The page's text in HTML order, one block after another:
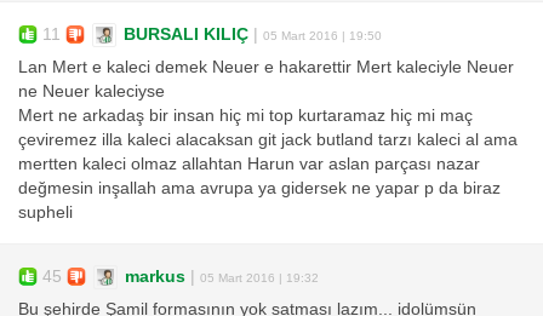
11 BURSALI KILIÇ 05 Mart 2016 | 19:50
Lan Mert e kaleci demek Neuer e hakarettir Mert kaleciyle Neuer
ne Neuer kaleciyse
Mert ne arkadaş bir insan hiç mi top kurtaramaz hiç mi maç
çeviremez illa kaleci alacaksan git jack butland tarzı kaleci al ama
mertten kaleci olmaz allahtan Harun var aslan parçası nazar
değmesin inşallah ama avrupa ya gidersek ne yapar p da biraz
supheli
45 markus 05 Mart 2016 | 19:32
Bu şehirde Şamil formasının yok satması lazım... idolümsün